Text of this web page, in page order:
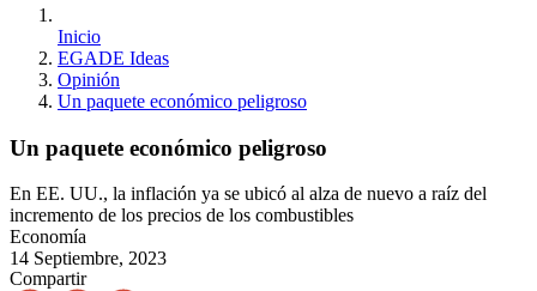
Inicio
EGADE Ideas
Opinión
Un paquete económico peligroso
Un paquete económico peligroso
En EE. UU., la inflación ya se ubicó al alza de nuevo a raíz del
incremento de los precios de los combustibles
Economía
14 Septiembre, 2023
Compartir